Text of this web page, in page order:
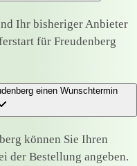
Ihr bisheriger Anbieter
für Freudenberg
einen Wunschtermin
können Sie Ihren
der Bestellung angeben.